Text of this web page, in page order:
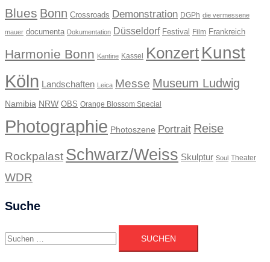
Blues Bonn Crossroads Demonstration DGPh die vermessene
mauer documenta Dokumentation Düsseldorf Festival Film Frankreich
Harmonie Bonn Kantine Kassel Konzert Kunst
Köln Landschaften Leica Messe Museum Ludwig
Namibia NRW OBS Orange Blossom Special
Photographie Photoszene Portrait Reise
Rockpalast Schwarz/Weiss Skulptur Soul Theater
WDR
Suche
Suchen
nach: